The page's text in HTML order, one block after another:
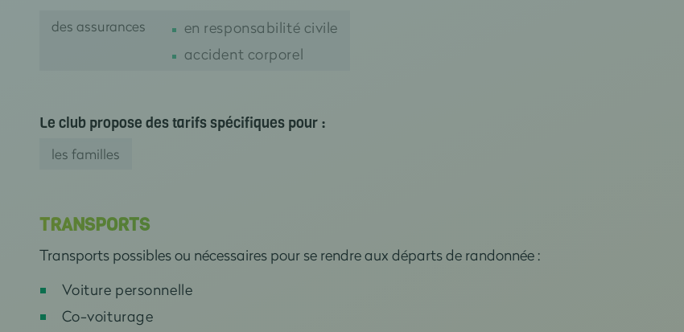
des assurances
en responsabilité civile
accident corporel
Le club propose des tarifs spécifiques pour :
les familles
TRANSPORTS
Transports possibles ou nécessaires pour se rendre aux départs de randonnée :
Voiture personnelle
Co-voiturage